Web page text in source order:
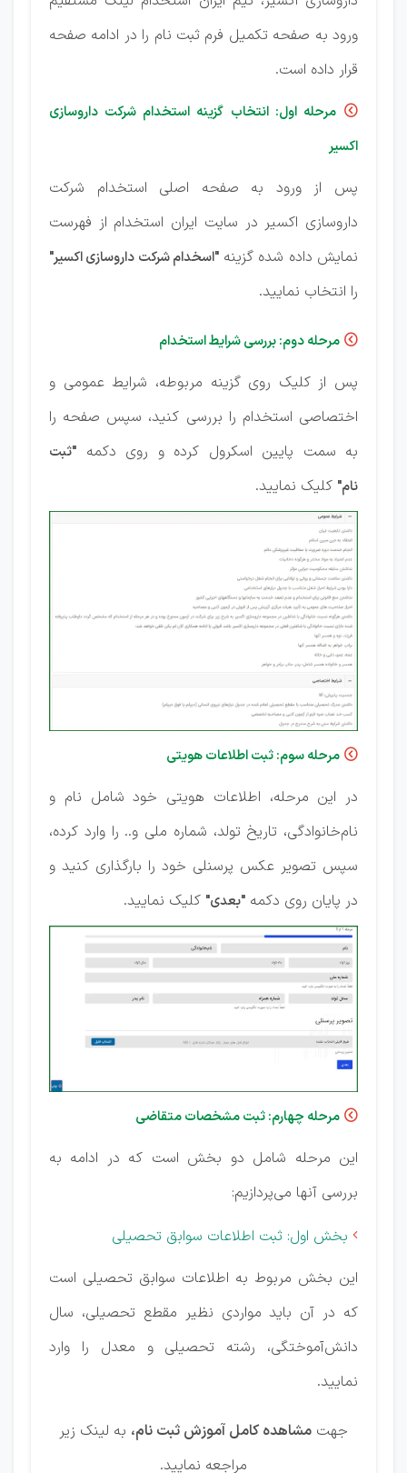
ورود به صفحه تکمیل فرم ثبت نام را در ادامه صفحه
قرار داده است.

مرحله اول: انتخاب گزینه استخدام شرکت داروسازی
اکسیر
پس از ورود به صفحه اصلی استخدام شرکت
داروسازی اکسیر در سایت ایران استخدام از فهرست
نمایش داده شده گزینه"اسخدام شرکت داروسازی اکسیر"
را انتخاب نمایید.
 مرحله دوم: بررسی شرایط استخدام
پس از کلیک روی گزینه مربوطه، شرایط عمومی و
اختصاصی استخدام را بررسی کنید، سپس صفحه را
به سمت پایین اسکرول کرده و روی دکمه "ثبت
نام" کلیک نمایید.
 مرحله سوم: ثبت اطلاعات هویتی
در این مرحله، اطلاعات هویتی خود شامل نام و
نام‌خانوادگی، تاریخ تولد، شماره ملی و.. را وارد کرده،
سپس تصویر عکس پرسنلی خود را بارگذاری کنید و
در پایان روی دکمه "بعدی" کلیک نمایید.
 مرحله چهارم: ثبت مشخصات متقاضی
این مرحله شامل دو بخش است که در ادامه به
بررسی آنها می‌پردازیم:
 بخش اول: ثبت اطلاعات سوابق تحصیلی
این بخش مربوط به اطلاعات سوابق تحصیلی است
که در آن باید مواردی نظیر مقطع تحصیلی، سال
دانش‌آموختگی، رشته تحصیلی و معدل را وارد
نمایید.
جهت مشاهده کامل آموزش ثبت نام، به لینک زیر
مراجعه نمایید.